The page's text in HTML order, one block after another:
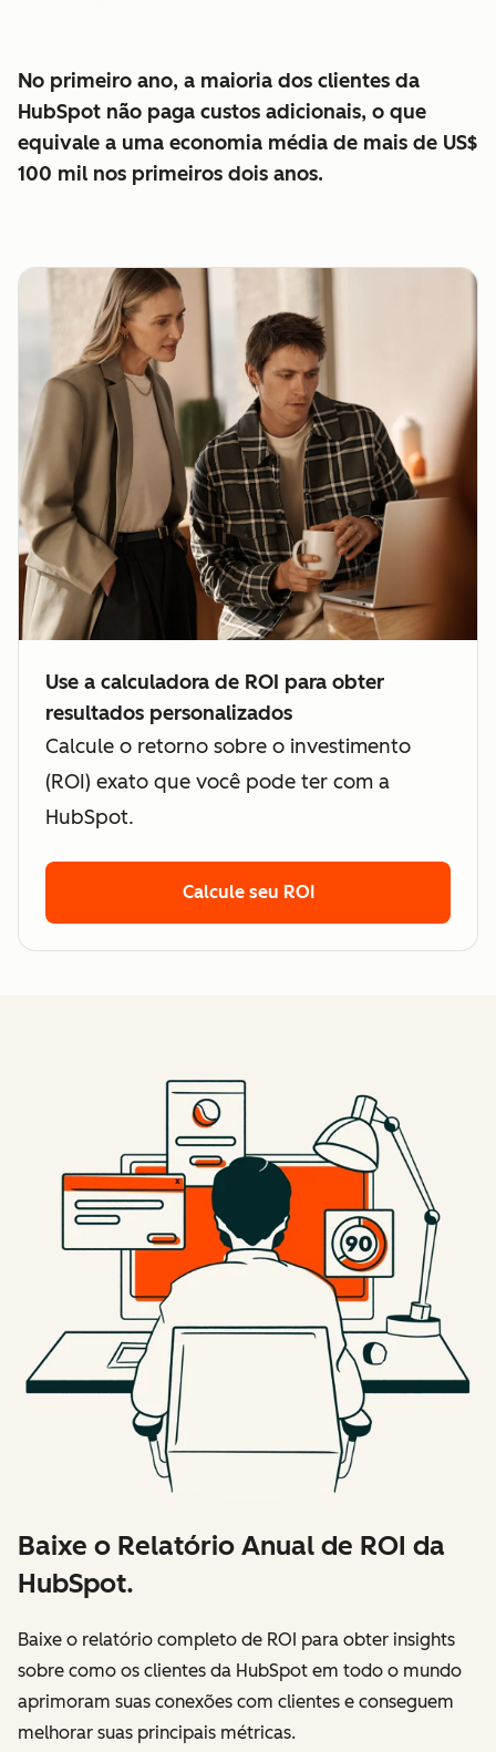
No primeiro ano, a maioria dos clientes da
HubSpot não paga custos adicionais, o que
equivale a uma economia média de mais de US$
100 mil nos primeiros dois anos.
Use a calculadora de ROI para obter
resultados personalizados
Calcule o retorno sobre o investimento
(ROI) exato que você pode ter com a
HubSpot.
Calcule seu ROI
Baixe o Relatório Anual de ROI da
HubSpot.
Baixe o relatório completo de ROI para obter insights
sobre como os clientes da HubSpot em todo o mundo
aprimoram suas conexões com clientes e conseguem
melhorar suas principais métricas.